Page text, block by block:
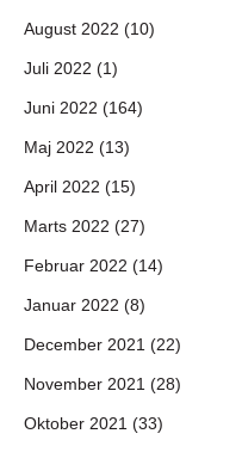
August 2022 (10)
Juli 2022 (1)
Juni 2022 (164)
Maj 2022 (13)
April 2022 (15)
Marts 2022 (27)
Februar 2022 (14)
Januar 2022 (8)
December 2021 (22)
November 2021 (28)
Oktober 2021 (33)